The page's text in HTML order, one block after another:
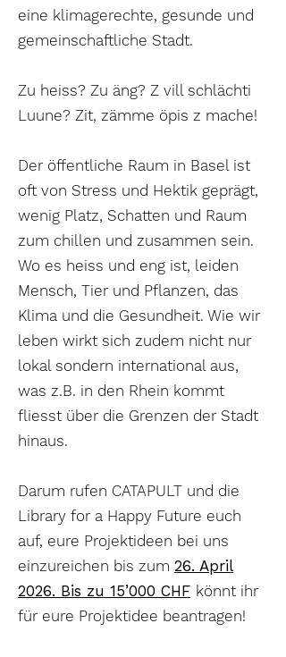
eine klimagerechte, gesunde und
gemeinschaftliche Stadt.
Zu heiss? Zu äng? Z vill schlächti
Luune? Zit, zämme öpis z mache!
Der öffentliche Raum in Basel ist
oft von Stress und Hektik geprägt,
wenig Platz, Schatten und Raum
zum chillen und zusammen sein.
Wo es heiss und eng ist, leiden
Mensch, Tier und Pflanzen, das
Klima und die Gesundheit. Wie wir
leben wirkt sich zudem nicht nur
lokal sondern international aus,
was z.B. in den Rhein kommt
fliesst über die Grenzen der Stadt
hinaus.
Darum rufen CATAPULT und die
Library for a Happy Future euch
auf, eure Projektideen bei uns
einzureichen bis zum 26. April
2026. Bis zu 15’000 CHF könnt ihr
für eure Projektidee beantragen!